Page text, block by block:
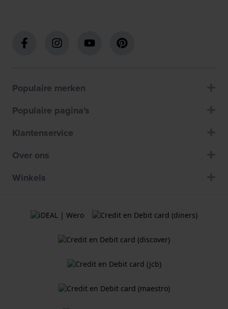
Populaire merken
Populaire pagina's
Klantenservice
Over ons
Winkels